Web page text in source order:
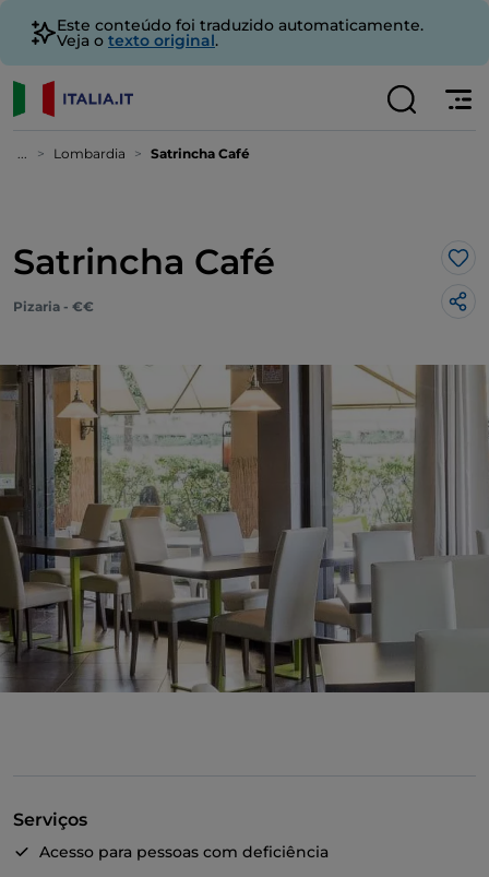
Este conteúdo foi traduzido automaticamente.
Veja o texto original.
... Lombardia Satrincha Café
Satrincha Café
Pizaria - €€
Serviços
Acesso para pessoas com deficiência